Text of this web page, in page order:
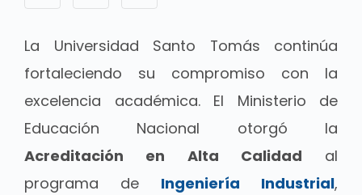
La Universidad Santo Tomás continúa
fortaleciendo su compromiso con la
excelencia académica. El Ministerio de
Educación Nacional otorgó la
Acreditación en Alta Calidad al
programa de Ingeniería Industrial,